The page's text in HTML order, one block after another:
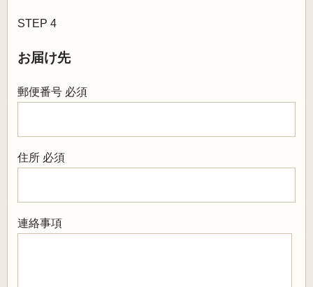
STEP 4
お届け先
郵便番号 必須
住所 必須
連絡事項